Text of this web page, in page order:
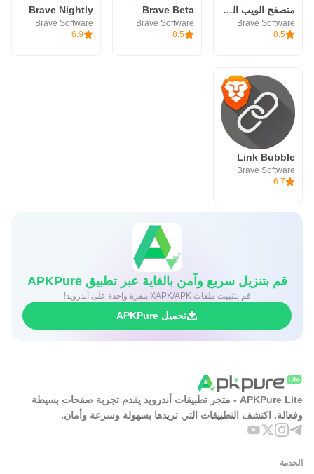
متصفح الويب الخاص الشجاع
Brave Software
8.5
Brave Beta
Brave Software
8.5
Brave Nightly
Brave Software
6.9
Link Bubble
Brave Software
6.7
قم بتنزيل سريع وآمن بالغاية عبر تطبيق APKPure
قم بتثبيت ملفات XAPK/APK بنقرة واحدة على أندرويد!
تحميل APKPure
APKPure Lite - متجر تطبيقات أندرويد يقدم تجربة صفحات بسيطة
وفعالة. اكتشف التطبيقات التي تريدها بسهولة وسرعة وأمان.
الخدمة